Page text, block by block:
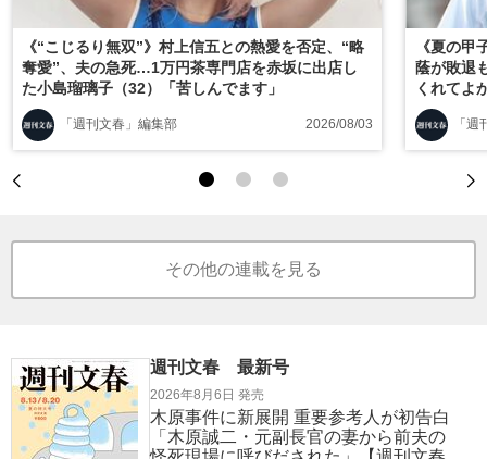
《“こじるり無双”》村上信五との熱愛を否定、“略
奪愛”、夫の急死…1万円茶専門店を赤坂に出店し
た小島瑠璃子（32）「苦しんでます」
「週刊文春」編集部 2026/08/03
《夏の甲
蔭が敗退
くれてよ
「
その他の連載を見る
週刊文春 最新号
2026年8月6日 発売
木原事件に新展開 重要参考人が初告白
「木原誠二・元副長官の妻から前夫の